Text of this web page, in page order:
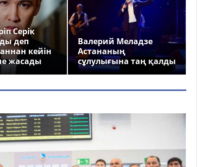
Серік
деп
кейін
жасады
Валерий Меладзе
Астананың
сұлулығына таң қалды